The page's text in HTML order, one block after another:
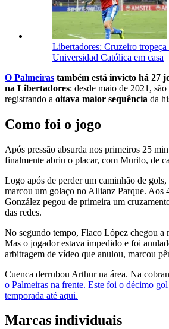
Libertadores: Cruzeiro tropeça
Universidad Católica em casa
O Palmeiras também está invicto há 27
na Libertadores: desde maio de 2021, são
registrando a oitava maior sequência da
Como foi o jogo
Após pressão absurda nos primeiros 25
finalmente abriu o placar, com Murilo, de
Logo após de perder um caminhão de
marcou um golaço no Allianz Parque. Aos
González pegou de primeira um
das redes.
No segundo tempo, Flaco López chegou a
Mas o jogador estava impedido e foi
arbitragem de vídeo que anulou, marcou
Cuenca derrubou Arthur na área. Na
o Palmeiras na frente. Este foi o décimo
temporada até aqui.
Marcas individuais